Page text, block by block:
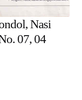
Nasi
07, 04